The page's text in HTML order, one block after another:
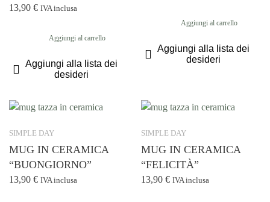
13,90 € IVA inclusa
Aggiungi al carrello
Aggiungi alla lista dei
desideri
Aggiungi al carrello
Aggiungi alla lista dei
desideri
SIMPLE DAY
MUG IN CERAMICA
“BUONGIORNO”
13,90 € IVA inclusa
SIMPLE DAY
MUG IN CERAMICA
“FELICITÀ”
13,90 € IVA inclusa